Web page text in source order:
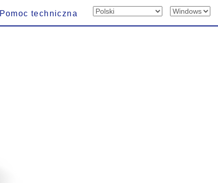
Pomoc techniczna